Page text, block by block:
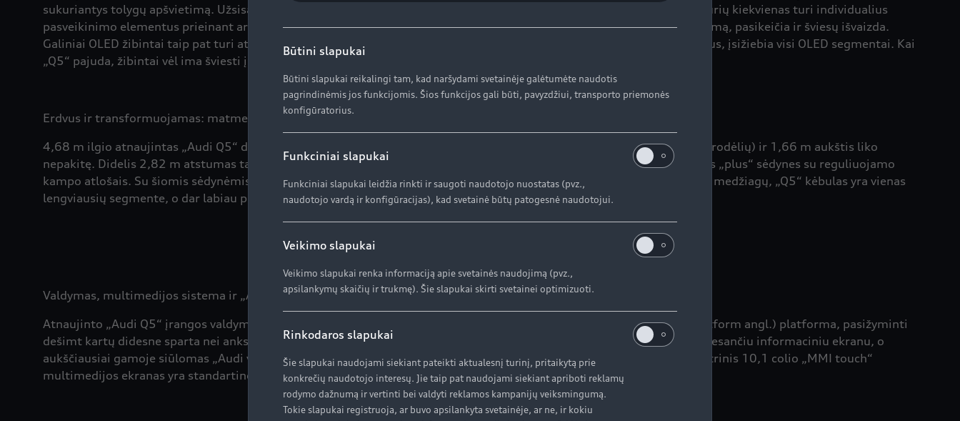
sukuriantys tolygų apšvietimą. Užsisakydami naują „Q5“, pirkėjai gali rinktis iš trijų skirtingų galinių žibintų variantų, kurių kiekvienas turi individualius
pasveikinimo elementus prieinant ar nueinant nuo automobilio. „Audi drive select“ sistemoje pasirinkus „dynamic“ režimą, pasikeičia ir šviesų išvaizda.
Galiniai OLED žibintai taip pat turi atstumo jutiklius – jei iš galo priartėjama prie stovinčio „Q5“ arčiau kaip per du metrus, įsižiebia visi OLED segmentai. Kai
„Q5“ pajuda, žibintai vėl ima šviesti įprastai.
Erdvus ir transformuojamas: matmenys ir salono erdvė
4,68 m ilgio atnaujintas „Audi Q5“ dėl didesnių buferių dabar yra 19 mm ilgesnis už pirmtaką. Jo 1,89 m plotis (be veidrodėlių) ir 1,66 m aukštis liko
nepakitę. Didelis 2,82 m atstumas tarp ašių užtikrina erdvę salone, o papildomai galima užsisakyti pastumiamas galines „plus“ sėdynes su reguliuojamo
kampo atlošais. Su šiomis sėdynėmis bagažo skyriaus tūris siekia nuo 550 iki 1550 l. Dėl sumaniai panaudotų skirtingų medžiagų, „Q5“ kėbulas yra vienas
lengviausių segmente, o dar labiau pagerinta garso izoliacija užtikrina ypatingą tylą salone.
Valdymas, multimedijos sistema ir „Audi connect“: aukščiausio lygio junglumas
Atnaujinto „Audi Q5“ įrangos valdymui naudojamas naujas modulis – trečios kartos „MIB 3“ (Modular Infotainment Platform angl.) platforma, pasižyminti
dešimt kartų didesne sparta nei anksčiau. Standartinėje komplektacijoje sistema turi įprastą prietaisų skydelį su centre esančiu informaciniu ekranu, o
aukščiausiai gamoje siūlomas „Audi virtual cockpit plus“ skydelis – didelės raiškos 12,3 colio skaitmeninis ekranas. Centrinis 10,1 colio „MMI touch“
multimedijos ekranas yra standartinė „Q5“ įranga.
Būtini slapukai
Būtini slapukai reikalingi tam, kad naršydami svetainėje galėtumėte naudotis
pagrindinėmis jos funkcijomis. Šios funkcijos gali būti, pavyzdžiui, transporto priemonės
konfigūratorius.
Funkciniai slapukai
Funkciniai slapukai leidžia rinkti ir saugoti naudotojo nuostatas (pvz.,
naudotojo vardą ir konfigūracijas), kad svetainė būtų patogesnė naudotojui.
Veikimo slapukai
Veikimo slapukai renka informaciją apie svetainės naudojimą (pvz.,
apsilankymų skaičių ir trukmę). Šie slapukai skirti svetainei optimizuoti.
Rinkodaros slapukai
Šie slapukai naudojami siekiant pateikti aktualesnį turinį, pritaikytą prie
konkrečių naudotojo interesų. Jie taip pat naudojami siekiant apriboti reklamų
rodymo dažnumą ir vertinti bei valdyti reklamos kampanijų veiksmingumą.
Tokie slapukai registruoja, ar buvo apsilankyta svetainėje, ar ne, ir kokiu